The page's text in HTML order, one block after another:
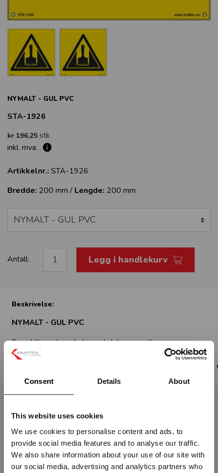
Consent Details About
This website uses cookies
We use cookies to personalise content and ads, to
provide social media features and to analyse our traffic.
We also share information about your use of our site with
our social media, advertising and analytics partners who
NYMALT - GUL PVC
STA-1926
kr 196,25 stk
inkl. mva.
Artikkelnr.: STA-1926
Bredde: 200 mm / Lengde: 200 mm
Antall: Legg i handlekurv
Beskrivelse:
NYMALT - GUL PVC
Fareskilt med symbol om at det er nymalt
Standard: ISO 7010
For å gjøre endringer på størrelse, materiale eller tekst,
RELATERTE PRODUKTER
Vennligst velg portal